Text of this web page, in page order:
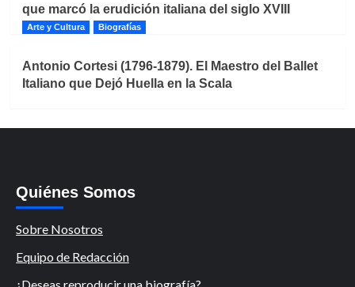
que marcó la erudición italiana del siglo XVIII
Arte y Cultura Biografías
Antonio Cortesi (1796-1879). El Maestro del Ballet
Italiano que Dejó Huella en la Scala
Quiénes Somos
Sobre Nosotros
Equipo de Redacción